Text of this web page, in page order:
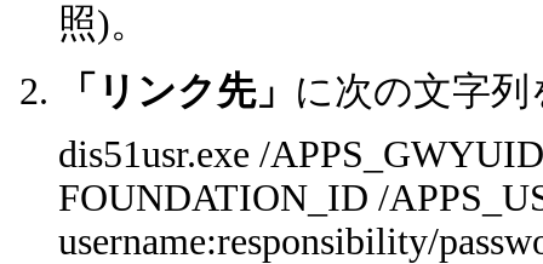
照)。
「リンク先」 に次の文字
dis51usr.exe /
FOUNDATION_ID /
username:responsibility/